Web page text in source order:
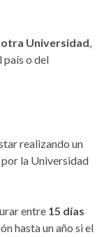
Universidad,
o del
realizando un
la Universidad
entre 15 días
hasta un año si el